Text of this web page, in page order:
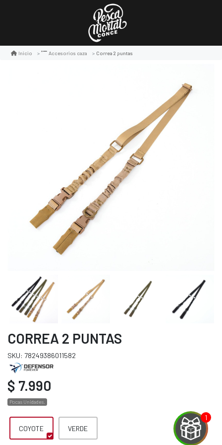
Inicio Accesorios caza Correa 2 puntas
CORREA 2 PUNTAS
SKU: 78249386011582
$ 7.990
Pocas Unidades.
COYOTE VERDE